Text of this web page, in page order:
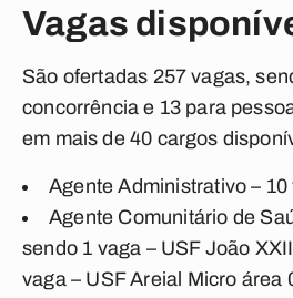
Vagas
São ofertadas 257 vagas,
concorrência e 13 para
em mais de 40 cargos
Agente Administrativo – 10
Agente Comunitário de
sendo 1 vaga – USF João
vaga – USF Areial Micro área